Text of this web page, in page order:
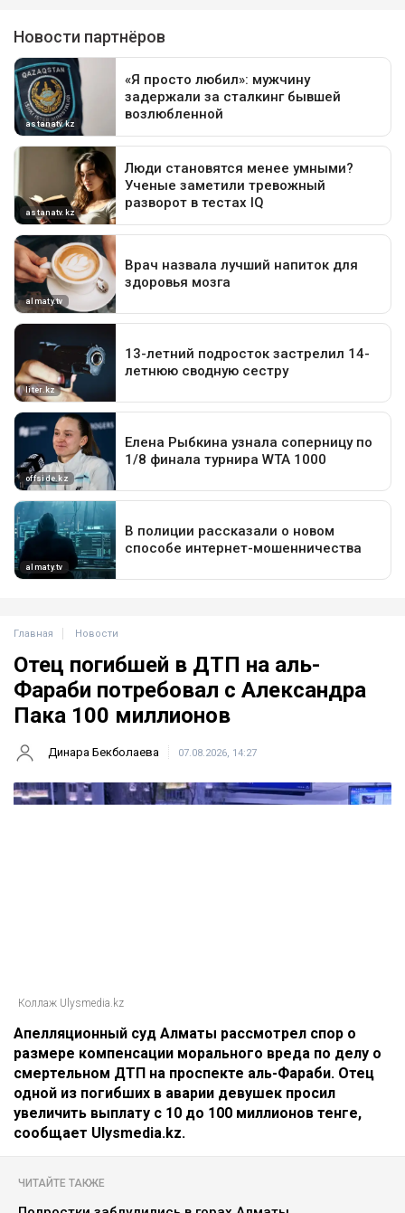
Главная Новости
Отец погибшей в ДТП на аль-
Фараби потребовал с Александра
Пака 100 миллионов
Динара Бекболаева 07.08.2026, 14:27
Коллаж Ulysmedia.kz
Апелляционный суд Алматы рассмотрел спор о
размере компенсации морального вреда по делу о
смертельном ДТП на проспекте аль-Фараби. Отец
одной из погибших в аварии девушек просил
увеличить выплату с 10 до 100 миллионов тенге,
сообщает Ulysmedia.kz.
ЧИТАЙТЕ ТАКЖЕ